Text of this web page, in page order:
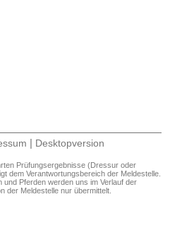
| Desktopversion
Prüfungsergebnisse (Dressur oder
dem Verantwortungsbereich der Meldestelle.
Pferden werden uns im Verlauf der
der Meldestelle nur übermittelt.